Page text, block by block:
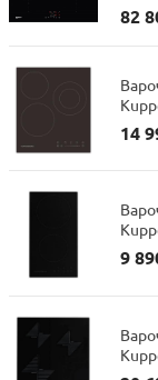
Смеситель для кухни
FONTAS II с
фильтра Dark steel
114 687 руб.
96 337 руб.
Экономия: 18 350 руб.
Наличие: В наличии
82
14
9